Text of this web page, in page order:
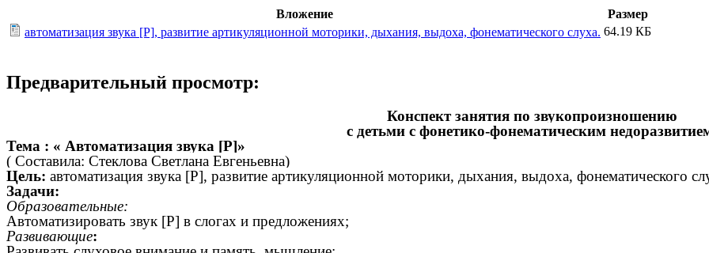
Вложение
Размер
автоматизация звука [Р], развитие артикуляционной моторики, дыхания, выдоха, фонематического слуха. 64.19 КБ
Предварительный просмотр:
Конспект занятия по звукопроизношению
с детьми с фонетико-фонематическим
Тема : « Автоматизация звука [Р]»
( Составила: Стеклова Светлана Евгеньевна)
Цель: автоматизация звука [Р], развитие артикуляционной моторики, дыхания, выдоха, фонематического
Задачи:
Образовательные:
Автоматизировать звук [Р] в слогах и предложениях;
Развивающие: